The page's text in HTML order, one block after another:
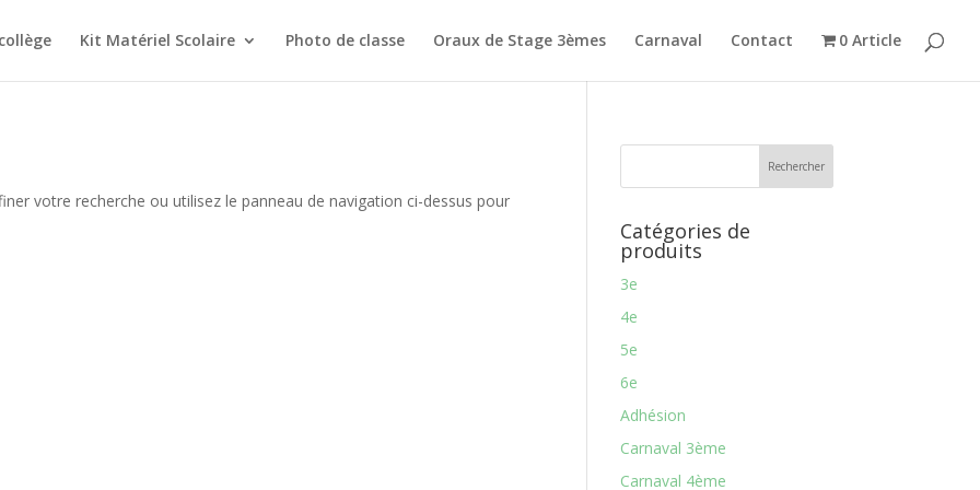
Kit Matériel Scolaire Photo de classe Oraux de Stage 3èmes Carnaval Contact 0 Article
votre recherche ou utilisez le panneau de navigation ci-dessus pour
Catégories de
produits
3e
4e
5e
6e
Adhésion
Carnaval 3ème
Carnaval 4ème